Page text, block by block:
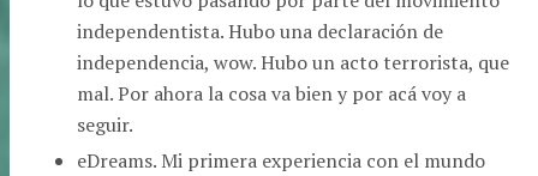
independentista. Hubo una declaración de
independencia, wow. Hubo un acto terrorista, que
mal. Por ahora la cosa va bien y por acá voy a
seguir.
eDreams. Mi primera experiencia con el mundo